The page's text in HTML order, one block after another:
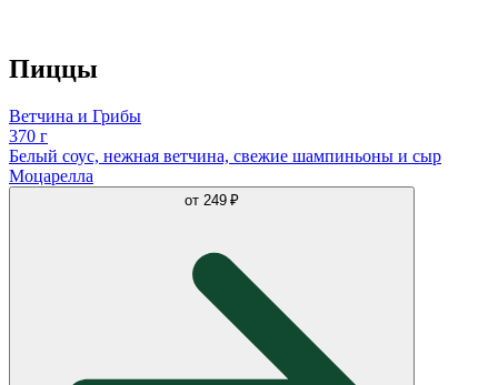
Пиццы
Ветчина и Грибы
370 г
Белый соус, нежная ветчина, свежие шампиньоны и сыр
Моцарелла
от 249 ₽